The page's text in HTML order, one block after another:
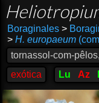
Boraginales >
> H. europaeum
tornassol-com-
exótica
Lu Az